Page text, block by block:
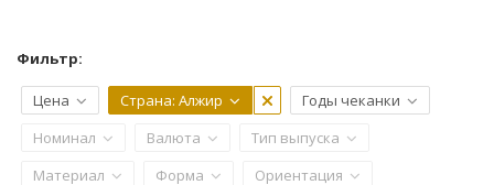
Фильтр:
Цена Страна: Алжир
Годы чеканки
Номинал
Валюта
Тип выпуска
Материал
Форма
Ориентация